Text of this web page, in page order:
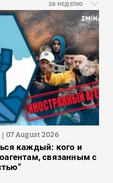
за неделю
07 August 2026
каждый: кого и
связанным с